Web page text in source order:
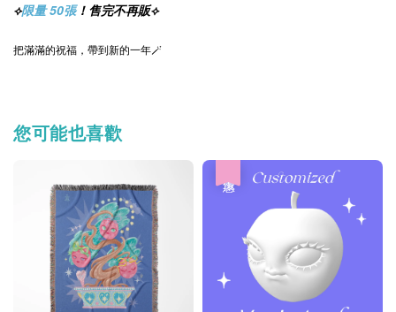
⟡限量 50張！售完不再販⟡
把滿滿的祝福，帶到新的一年🪄
您可能也喜歡